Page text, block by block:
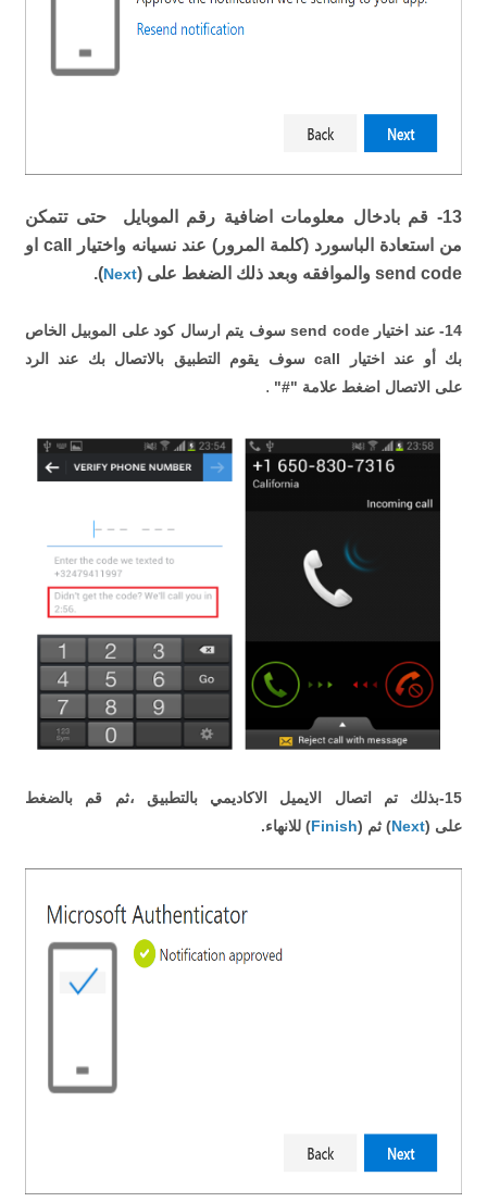
13- قم بادخال معلومات اضافية رقم الموبايل حتى تتمكن
من استعادة الباسورد (كلمة المرور) عند نسيانه واختيار call او
send code والموافقه وبعد ذلك الضغط على (
Next
).
14- عند اختيار send code سوف يتم ارسال كود على الموبيل الخاص
بك أو عند اختيار call سوف يقوم التطبيق بالاتصال بك عند الرد
على الاتصال اضغط علامة "#" .
15-بذلك تم اتصال الايميل الاكاديمي بالتطبيق ،ثم قم بالضغط
على (Next) ثم (Finish) للانهاء.